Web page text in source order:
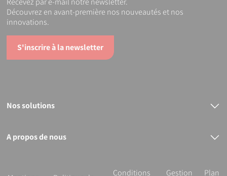
Découvrez en avant-première nos nouveautés et nos
innovations.
S'inscrire à la newsletter
Nos solutions
Bout à bout
A propos de nous
Conditions
Gestion
Plan